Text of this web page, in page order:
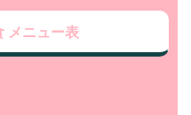
メニュー表